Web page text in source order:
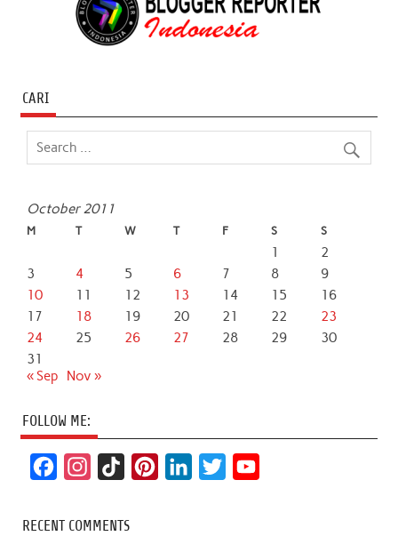
CARI
October 2011
M T W T F S S
1
2
3
4 5 6 7 8
9
10
11 12 13 14 15
16
17
18 19 20 21 22
23
24
25 26 27 28 29
30
31
« Sep
Nov »
FOLLOW ME:
c
s
k
RECENT COMMENTS